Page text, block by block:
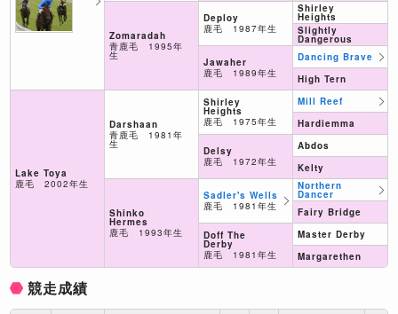
Lake Toya
鹿毛 2002年生
Zomaradah
青鹿毛 1995年
生
Darshaan
青鹿毛 1981年
生
Shinko
Hermes
鹿毛 1993年生
Deploy
鹿毛 1987年生
Jawaher
鹿毛 1989年生
Shirley
Heights
鹿毛 1975年生
Delsy
鹿毛 1972年生
Sadler's Wells
鹿毛 1981年生
Doff The
Derby
鹿毛 1981年生
Shirley
Heights
Slightly
Dangerous
Dancing Brave
High Tern
Mill Reef
Hardiemma
Abdos
Kelty
Northern
Dancer
Fairy Bridge
Master Derby
Margarethen
競走成績